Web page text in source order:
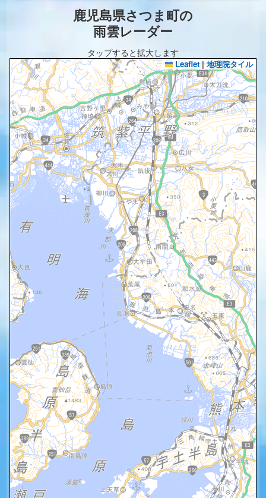
鹿児島県さつま町の
雨雲レーダー
タップすると拡大します
Leaflet | 地理院タイル